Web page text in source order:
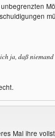
ja, daß
Mal ihre